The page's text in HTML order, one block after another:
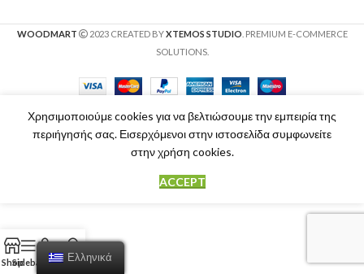
WOODMART 2023 CREATED BYXTEMOS STUDIO . PREMIUM E-COMMERCE
SOLUTIONS.
Χρησιμοποιούμε cookies για να βελτιώσουμε την εμπειρία της
περιήγησής σας. Εισερχόμενοι στην ιστοσελίδα συμφωνείτε
στην χρήση cookies.
ACCEPT
Ελληνικά
ShopSidebar Cart
My account